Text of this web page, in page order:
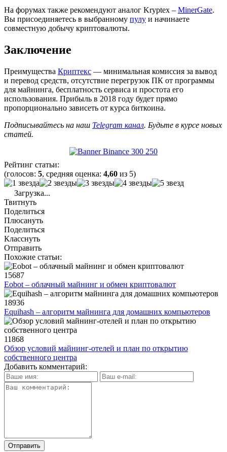
На форумах также рекомендуют аналог Kryptex – MinerGate.
Вы присоединяетесь в выбранному пулу и начинаете
совместную добычу криптовалюты.
Заключение
Преимущества Криптекс — минимальная комиссия за вывод
и перевод средств, отсутствие перегрузок ПК от программы
для майнинга, бесплатность сервиса и простота его
использования. Прибыль в 2018 году будет прямо
пропорционально зависеть от курса биткоина.
Подписывайтесь на наш Telegram канал. Будьте в курсе новых
статей.
Рейтинг статьи:
(голосов: 5, средняя оценка: 4,60 из 5)
Загрузка...
Твитнуть
Поделиться
Плюсануть
Поделиться
Класснуть
Отправить
Похожие статьи:
15687
Eobot – облачный майнинг и обмен криптовалют
18936
Equihash – алгоритм майнинга для домашних компьютеров
11868
Обзор условий майнинг-отелей и план по открытию
собственного центра
Добавить комментарий: